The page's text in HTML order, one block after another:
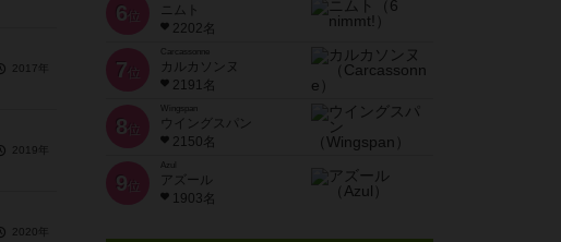
2017年
2019年
2020年
6 位
ニムト
2202名
7 位
Carcassonne
カルカソンヌ
2191名
8 位
Wingspan
ウイングスパン
2150名
9 位
Azul
アズール
1903名